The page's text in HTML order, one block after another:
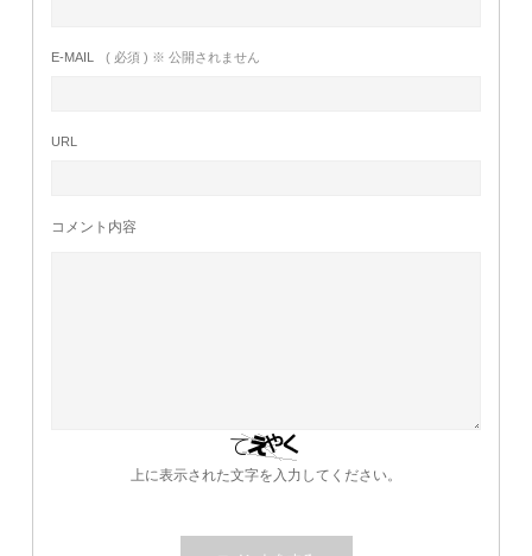
E-MAIL ( 必須 ) ※ 公開されません
URL
コメント内容
上に表示された文字を入力してください。